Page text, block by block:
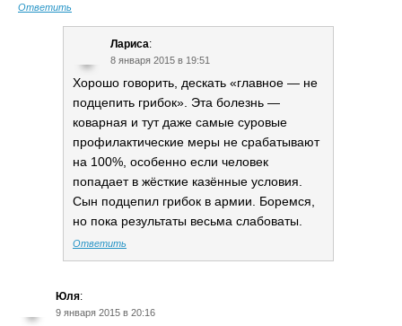
Ответить
Лариса:
8 января 2015 в 19:51
Хорошо говорить, дескать «главное — не
подцепить грибок». Эта болезнь —
коварная и тут даже самые суровые
профилактические меры не срабатывают
на 100%, особенно если человек
попадает в жёсткие казённые условия.
Сын подцепил грибок в армии. Боремся,
но пока результаты весьма слабоваты.
Ответить
Юля:
9 января 2015 в 20:16